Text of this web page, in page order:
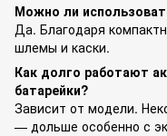
Можно ли
Да. Благодаря
шлемы и каски.
Как долго работают
батарейки?
Зависит от модели.
— дольше особенно с